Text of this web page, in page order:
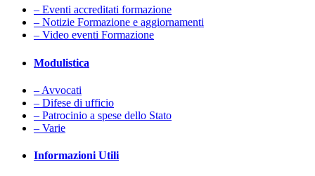
– Eventi accreditati formazione
– Notizie Formazione e aggiornamenti
– Video eventi Formazione
Modulistica
– Avvocati
– Difese di ufficio
– Patrocinio a spese dello Stato
– Varie
Informazioni Utili